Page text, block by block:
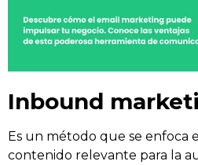
Inbound
Es un método que se enfoca
contenido relevante para la